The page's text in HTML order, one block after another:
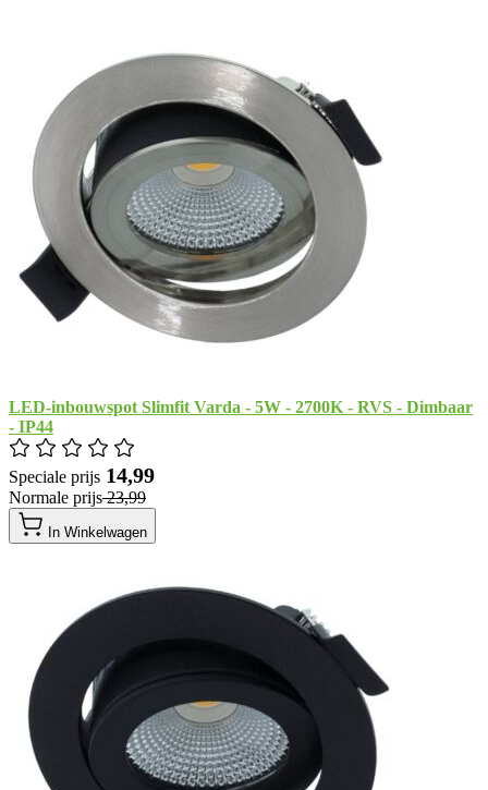
LED-inbouwspot Slimfit Varda - 5W - 2700K - RVS - Dimbaar
- IP44
Speciale prijs ​ 14,99
Normale prijs​ 23,99
In Winkelwagen